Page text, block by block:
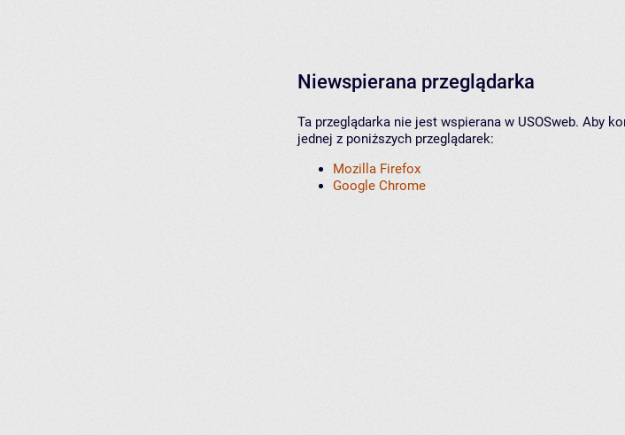
Niewspierana przeglądarka
Ta przeglądarka nie jest wspierana w USOSweb. Aby
jednej z poniższych przeglądarek:
Mozilla Firefox
Google Chrome